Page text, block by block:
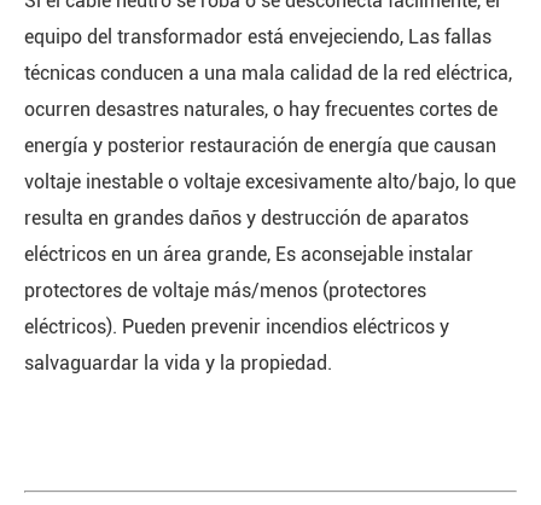
equipo del transformador está envejeciendo, Las fallas
técnicas conducen a una mala calidad de la red eléctrica,
ocurren desastres naturales, o hay frecuentes cortes de
energía y posterior restauración de energía que causan
voltaje inestable o voltaje excesivamente alto/bajo, lo que
resulta en grandes daños y destrucción de aparatos
eléctricos en un área grande, Es aconsejable instalar
protectores de voltaje más/menos (protectores
eléctricos). Pueden prevenir incendios eléctricos y
salvaguardar la vida y la propiedad.